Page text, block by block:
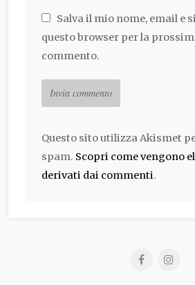
Salva il mio nome, email e
questo browser per la
commento.
Questo sito utilizza Akismet
spam. Scopri come vengono
derivati dai commenti.